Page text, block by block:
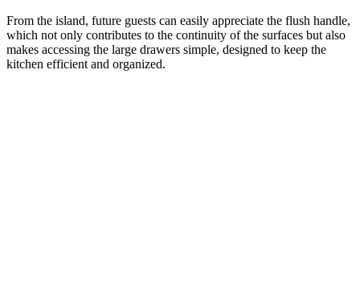
From the island, future guests can easily appreciate the flush handle,
which not only contributes to the continuity of the surfaces but also
makes accessing the large drawers simple, designed to keep the
kitchen efficient and organized.